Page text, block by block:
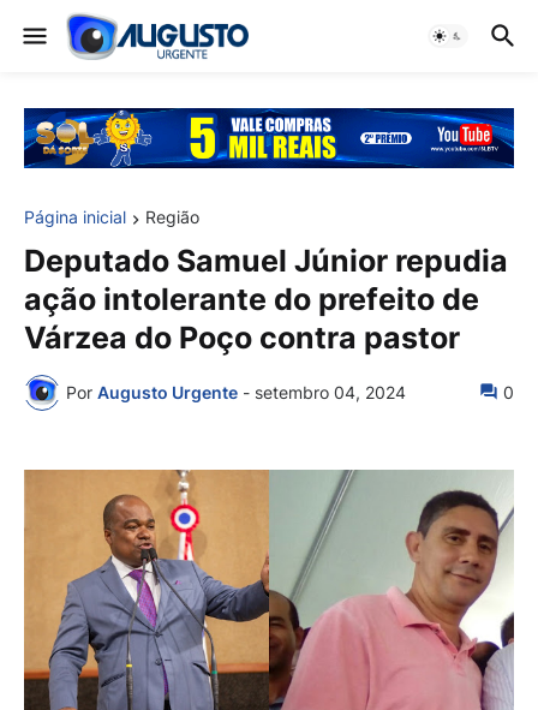
Página inicial Região
Deputado Samuel Júnior repudia
ação intolerante do prefeito de
Várzea do Poço contra pastor
Por Augusto Urgente - setembro 04, 2024 0